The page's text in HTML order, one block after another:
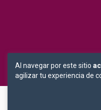
Al navegar por este sitio
agilizar tu experiencia de